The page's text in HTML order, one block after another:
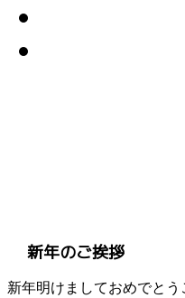
新年のご挨拶
新年明けましておめでとう